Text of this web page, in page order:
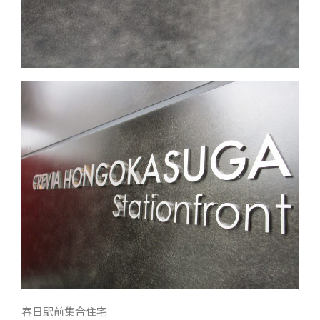
春日駅前集合住宅